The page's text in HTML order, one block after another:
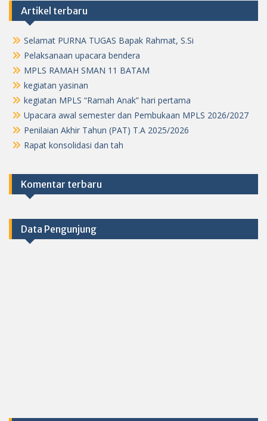
Artikel terbaru
Selamat PURNA TUGAS Bapak Rahmat, S.Si
Pelaksanaan upacara bendera
MPLS RAMAH SMAN 11 BATAM
kegiatan yasinan
kegiatan MPLS “Ramah Anak” hari pertama
Upacara awal semester dan Pembukaan MPLS 2026/2027
Penilaian Akhir Tahun (PAT) T.A 2025/2026
Rapat konsolidasi dan tah
Komentar terbaru
Data Pengunjung